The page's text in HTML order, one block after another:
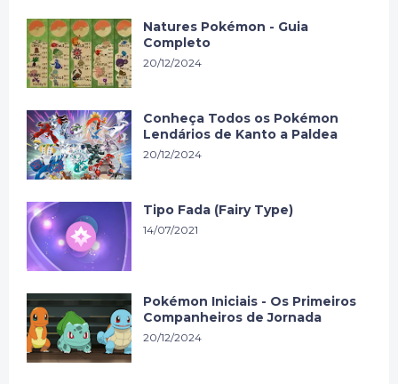
Natures Pokémon - Guia
Completo
20/12/2024
Conheça Todos os Pokémon
Lendários de Kanto a Paldea
20/12/2024
Tipo Fada (Fairy Type)
14/07/2021
Pokémon Iniciais - Os Primeiros
Companheiros de Jornada
20/12/2024